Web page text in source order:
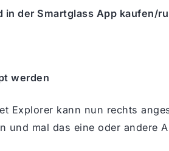
in der Smartglass App kaufen/
werden
Explorer kann nun rechts
und mal das eine oder andere